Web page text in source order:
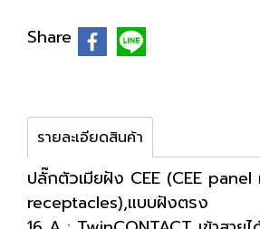
Share
รายละเอียดสินค้า
ปลั๊กตัวเมียฝัง CEE (CEE
receptacles),แบบฝังตรง